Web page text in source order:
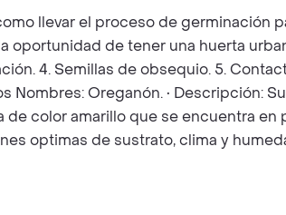
llevar el proceso de germinación
oportunidad de tener una huerta
4. Semillas de obsequio. 5.
Nombres: Oreganón. • Descripción:
de color amarillo que se encuentra en
optimas de sustrato, clima y